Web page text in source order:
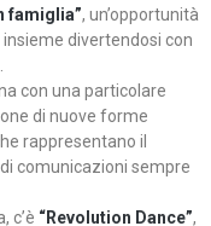
famiglia”, un’opportunità
divertendosi con
con una particolare
di nuove forme
rappresentano il
comunicazioni sempre
c’è “Revolution Dance”,